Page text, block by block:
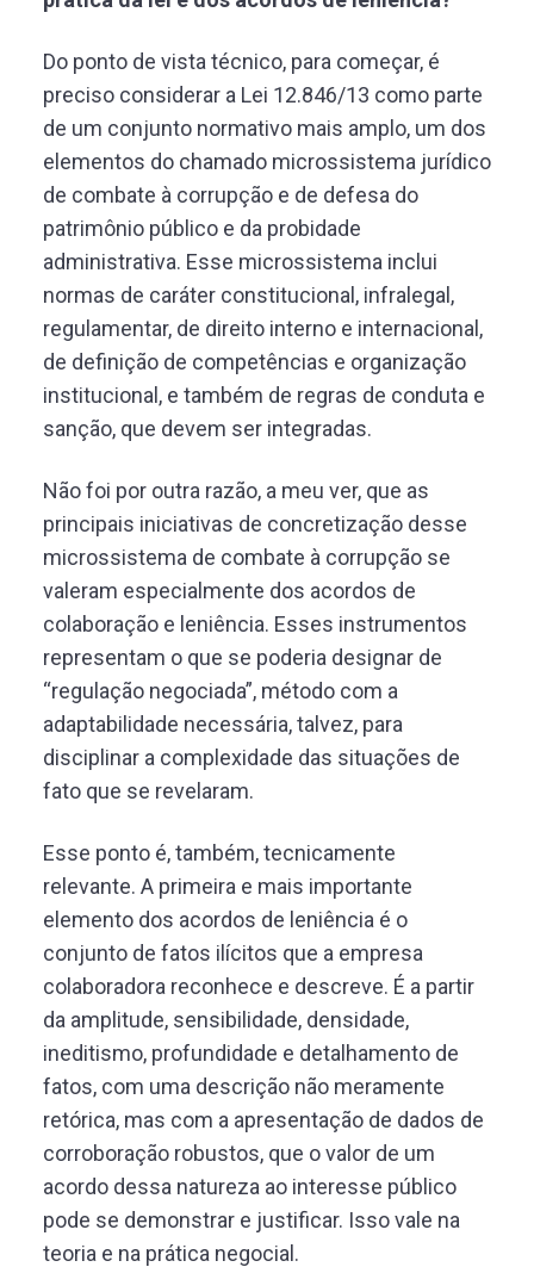
Do ponto de vista técnico, para começar, é
preciso considerar a Lei 12.846/13 como parte
de um conjunto normativo mais amplo, um dos
elementos do chamado microssistema jurídico
de combate à corrupção e de defesa do
patrimônio público e da probidade
administrativa. Esse microssistema inclui
normas de caráter constitucional, infralegal,
regulamentar, de direito interno e internacional,
de definição de competências e organização
institucional, e também de regras de conduta e
sanção, que devem ser integradas.
Não foi por outra razão, a meu ver, que as
principais iniciativas de concretização desse
microssistema de combate à corrupção se
valeram especialmente dos acordos de
colaboração e leniência. Esses instrumentos
representam o que se poderia designar de
“regulação negociada”, método com a
adaptabilidade necessária, talvez, para
disciplinar a complexidade das situações de
fato que se revelaram.
Esse ponto é, também, tecnicamente
relevante. A primeira e mais importante
elemento dos acordos de leniência é o
conjunto de fatos ilícitos que a empresa
colaboradora reconhece e descreve. É a partir
da amplitude, sensibilidade, densidade,
ineditismo, profundidade e detalhamento de
fatos, com uma descrição não meramente
retórica, mas com a apresentação de dados de
corroboração robustos, que o valor de um
acordo dessa natureza ao interesse público
pode se demonstrar e justificar. Isso vale na
teoria e na prática negocial.